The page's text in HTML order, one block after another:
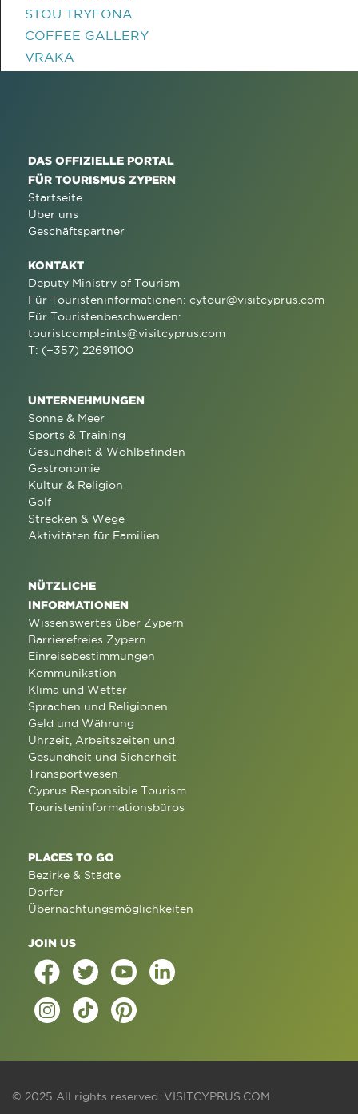
STOU TRYFONA
COFFEE GALLERY
VRAKA
DAS OFFIZIELLE PORTAL
FÜR TOURISMUS ZYPERN
Startseite
Über uns
Geschäftspartner
KONTAKT
Deputy Ministry of Tourism
Für Touristeninformationen: cytour@visitcyprus.com
Für Touristenbeschwerden:
touristcomplaints@visitcyprus.com
T: (+357) 22691100
UNTERNEHMUNGEN
Sonne & Meer
Sports & Training
Gesundheit & Wohlbefinden
Gastronomie
Kultur & Religion
Golf
Strecken & Wege
Aktivitäten für Familien
NÜTZLICHE
INFORMATIONEN
Wissenswertes über Zypern
Barrierefreies Zypern
Einreisebestimmungen
Kommunikation
Klima und Wetter
Sprachen und Religionen
Geld und Währung
Uhrzeit, Arbeitszeiten und
Gesundheit und Sicherheit
Transportwesen
Cyprus Responsible Tourism
Touristeninformationsbüros
PLACES TO GO
Bezirke & Städte
Dörfer
Übernachtungsmöglichkeiten
JOIN US
© 2025 All rights reserved. VISITCYPRUS.COM